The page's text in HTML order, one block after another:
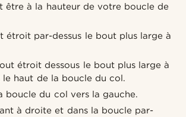
être à la hauteur de votre boucle de
étroit par-dessus le bout plus large à
étroit dessous le bout plus large à
haut de la boucle du col.
boucle du col vers la gauche.
à droite et dans la boucle par-